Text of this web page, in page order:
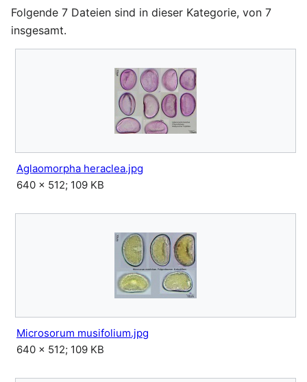
Folgende 7 Dateien sind in dieser Kategorie, von 7
insgesamt.
Aglaomorpha heraclea.jpg
640 × 512; 109 KB
Microsorum musifolium.jpg
640 × 512; 109 KB